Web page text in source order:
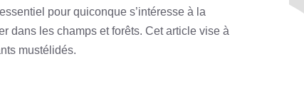
pour quiconque s’intéresse à la
dans les champs et forêts. Cet article vise à
mustélidés.